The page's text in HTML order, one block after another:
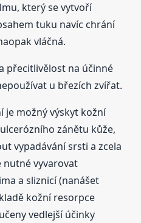
který se vytvoří
tuku navíc chrání
vláčná.
přecitlivělost na účinné
u březích zvířat.
je možný výskyt kožní
zánětu kůže,
vypadávání srsti a zcela
nutné vyvarovat
a sliznicí (nanášet
kožní resorpce
vedlejší účinky